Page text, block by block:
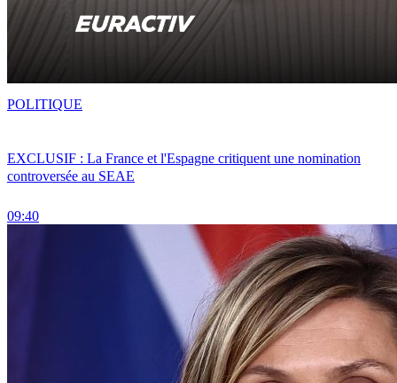
EXCLUSIF : La France et l'Espagne critiquent une nomination
controversée au SEAE
09:40
POLITIQUE